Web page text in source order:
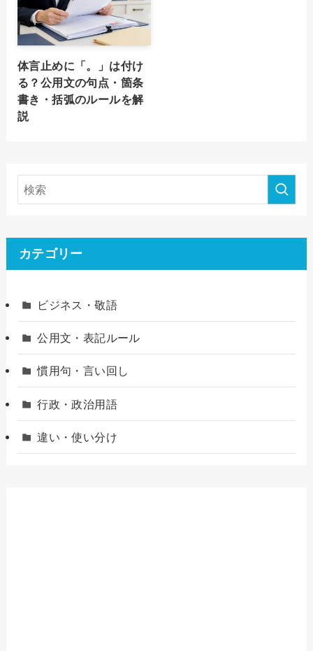
体言止めに「。」は付け
る？公用文の句点・箇条
書き・括弧のルールを解
説
カテゴリー
ビジネス・敬語
公用文・表記ルール
慣用句・言い回し
行政・政治用語
違い・使い分け